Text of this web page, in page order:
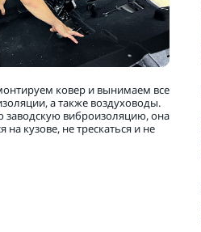
ковер и вынимаем все
а также воздуховоды.
заводскую виброизоляцию, она
кузове, не трескаться и не